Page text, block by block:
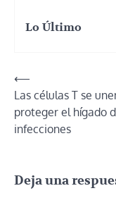
Lo Último
Navegación
de
entradas
⟵
Las células T se
proteger el hígado
infecciones
Deja una